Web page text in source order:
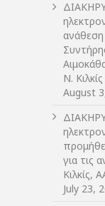
ανάθεση
Ν. Κιλκίς
August
για τις
Κιλκίς,
July 23,